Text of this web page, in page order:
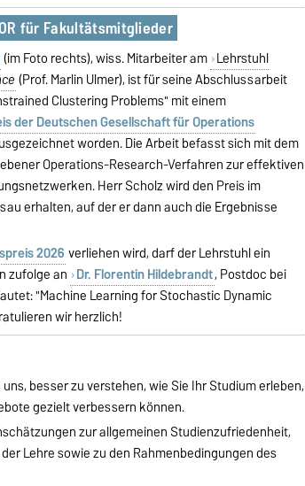
für Fakultätsmitglieder
(im Foto rechts), wiss. Mitarbeiter am Lehrstuhl
(Prof. Marlin Ulmer), ist für seine Abschlussarbeit
Clustering Problems" mit einem
der Deutschen Gesellschaft für Operations
worden. Die Arbeit befasst sich mit dem
Operations-Research-Verfahren zur effektiven
Herr Scholz wird den Preis im
erhalten, auf der er dann auch die Ergebnisse
2026 verliehen wird, darf der Lehrstuhl ein
zufolge an Dr. Florentin Hildebrandt, Postdoc bei
"Machine Learning for Stochastic Dynamic
wir herzlich!
besser zu verstehen, wie Sie Ihr Studium erleben,
gezielt verbessern können.
zur allgemeinen Studienzufriedenheit,
Lehre sowie zu den Rahmenbedingungen des